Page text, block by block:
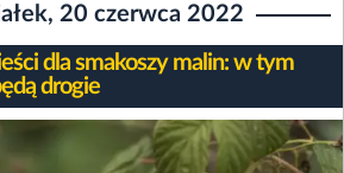
20 czerwca 2022
dla smakoszy malin: w tym
drogie